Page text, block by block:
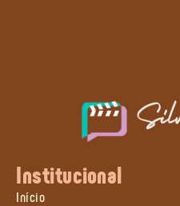
Institucional
Início